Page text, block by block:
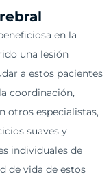
en la
una lesión
a estos pacientes
coordinación,
otros especialistas,
suaves y
individuales de
de vida de estos